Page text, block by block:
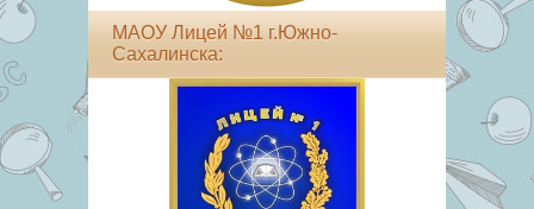
МАОУ Лицей №1 г.Южно-
Сахалинска: